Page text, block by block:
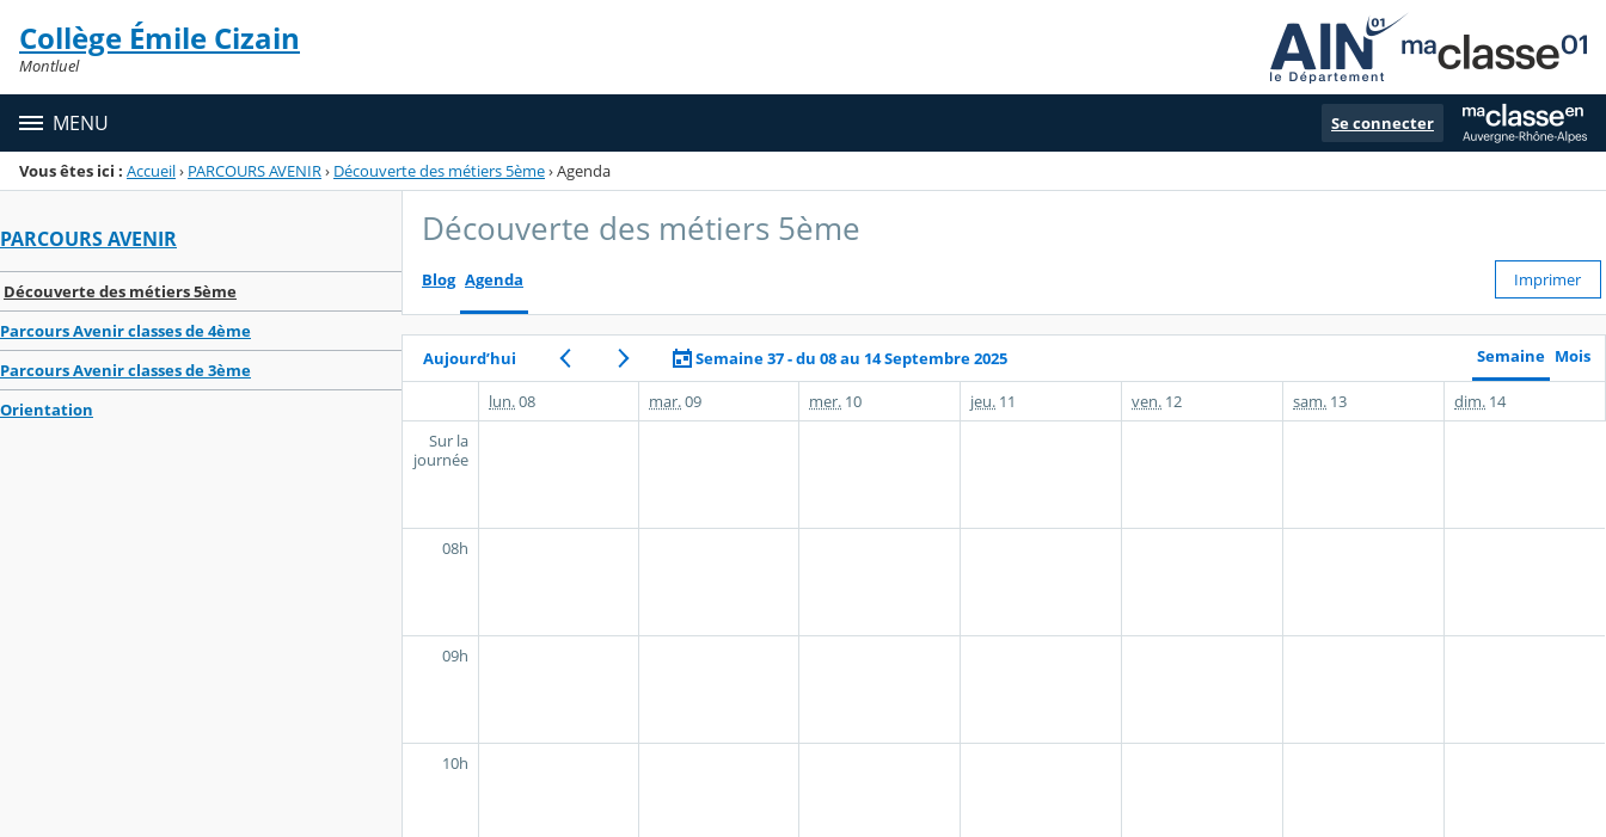
Menu de la rubrique
Contenu
Collège Émile Cizain
Montluel
MENU Se connecter
Vous êtes ici : Accueil› PARCOURS AVENIR› Découverte des métiers 5ème›Agenda
PARCOURS AVENIR
Découverte des métiers 5ème
Parcours Avenir classes de 4ème
Parcours Avenir classes de 3ème
Orientation
Découverte des métiers 5ème
Blog Agenda Imprimer
Aujourd’hui Semaine 37 - du 08 au 14 Septembre 2025 Semaine Mois
lun.08 mar.09 mer. 10 jeu. 11 ven. 12 sam. 13 dim. 14
Sur la
journée
08h
09h
10h